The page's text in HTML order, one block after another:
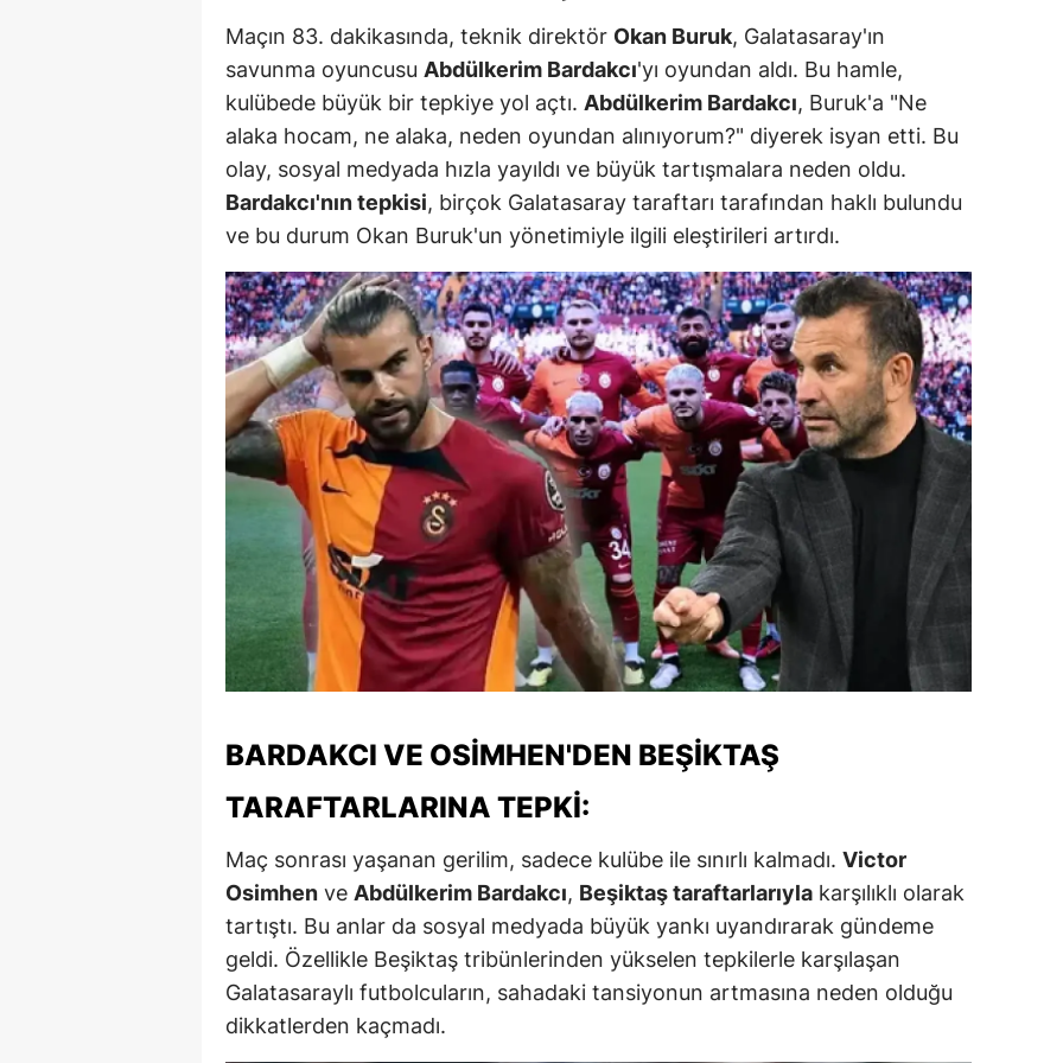
Mersin
İstanbul
İzmir
Kars
Kastamonu
Kayseri
Kırklareli
Kırşehir
Kocaeli
Konya
Kütahya
Malatya
Manisa
Kahramanmaraş
Muğla
Muş
Nevşehir
Niğde
Ordu
Rize
Maçın 83. dakikasında, teknik direktör Okan Buruk, Galatasaray'ın
savunma oyuncusu Abdülkerim Bardakcı'yı oyundan aldı. Bu hamle,
kulübede büyük bir tepkiye yol açtı. Abdülkerim Bardakcı, Buruk'a "Ne
alaka hocam, ne alaka, neden oyundan alınıyorum?" diyerek isyan etti. Bu
olay, sosyal medyada hızla yayıldı ve büyük tartışmalara neden oldu.
Bardakcı'nın tepkisi, birçok Galatasaray taraftarı tarafından haklı bulundu
ve bu durum Okan Buruk'un yönetimiyle ilgili eleştirileri artırdı.
BARDAKCI VE OSIMHEN'DEN BEŞIKTAŞ
TARAFTARLARINA TEPKI:
Maç sonrası yaşanan gerilim, sadece kulübe ile sınırlı kalmadı. Victor
Osimhen ve Abdülkerim Bardakcı, Beşiktaş taraftarlarıyla karşılıklı olarak
tartıştı. Bu anlar da sosyal medyada büyük yankı uyandırarak gündeme
geldi. Özellikle Beşiktaş tribünlerinden yükselen tepkilerle karşılaşan
Galatasaraylı futbolcuların, sahadaki tansiyonun artmasına neden olduğu
dikkatlerden kaçmadı.